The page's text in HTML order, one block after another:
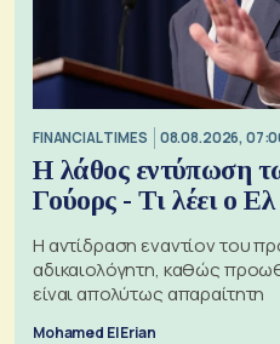
FINANCIAL TIMES 08.08.2026,
Η λάθος εντύπωση
Γούορς - Τι λέει ο
Η αντίδραση εναντίον του
αδικαιολόγητη, καθώς
είναι απολύτως απαραίτητη
Mohamed El Erian